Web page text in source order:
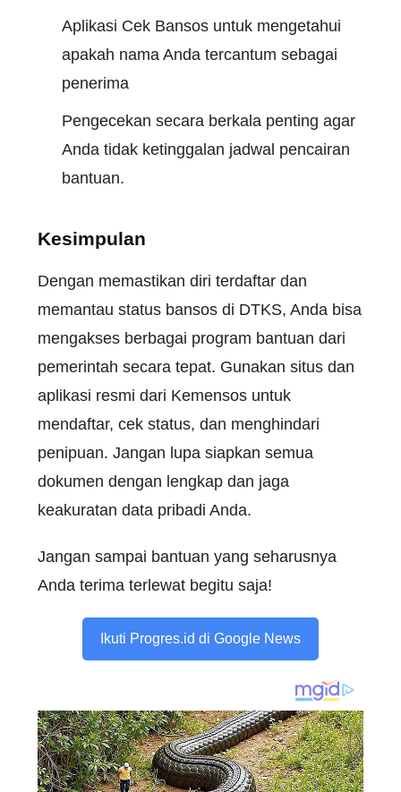
Aplikasi Cek Bansos untuk mengetahui
apakah nama Anda tercantum sebagai
penerima
Pengecekan secara berkala penting agar
Anda tidak ketinggalan jadwal pencairan
bantuan.
Kesimpulan
Dengan memastikan diri terdaftar dan
memantau status bansos di DTKS, Anda bisa
mengakses berbagai program bantuan dari
pemerintah secara tepat. Gunakan situs dan
aplikasi resmi dari Kemensos untuk
mendaftar, cek status, dan menghindari
penipuan. Jangan lupa siapkan semua
dokumen dengan lengkap dan jaga
keakuratan data pribadi Anda.
Jangan sampai bantuan yang seharusnya
Anda terima terlewat begitu saja!
Ikuti Progres.id di Google News